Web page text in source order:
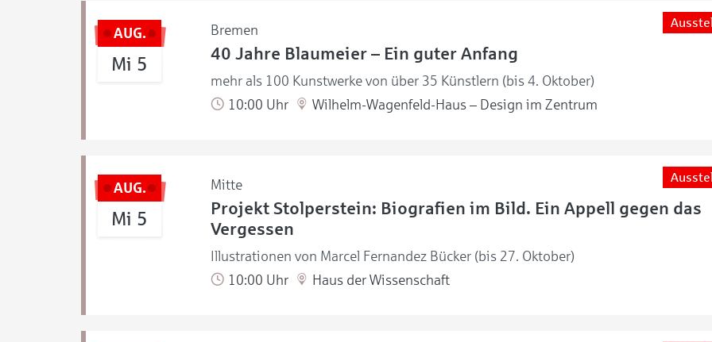
AUG.
Mi 5
Bremen
40 Jahre Blaumeier – Ein guter Anfang
mehr als 100 Kunstwerke von über 35 Künstlern (bis 4. Oktober)
10:00 Uhr
Wilhelm-Wagenfeld-Haus – Design im Zentrum
AUG.
Mi 5
Mitte
Projekt Stolperstein: Biografien im Bild. Ein Appell gegen das
Vergessen
Illustrationen von Marcel Fernandez Bücker (bis 27. Oktober)
10:00 Uhr
Haus der Wissenschaft